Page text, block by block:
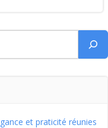
et praticité réunies